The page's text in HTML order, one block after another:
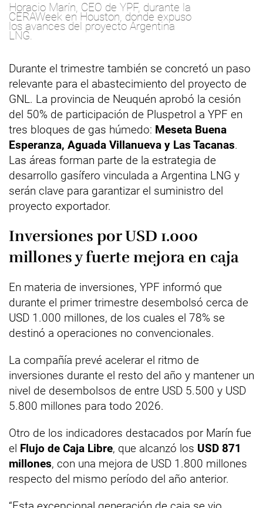
Horacio Marín, CEO de YPF, durante la
CERAWeek en Houston, donde expuso
los avances del proyecto Argentina
LNG.
Durante el trimestre también se concretó un paso
relevante para el abastecimiento del proyecto de
GNL. La provincia de Neuquén aprobó la cesión
del 50% de participación de Pluspetrol a YPF en
tres bloques de gas húmedo: Meseta Buena
Esperanza, Aguada Villanueva y Las Tacanas.
Las áreas forman parte de la estrategia de
desarrollo gasífero vinculada a Argentina LNG y
serán clave para garantizar el suministro del
proyecto exportador.
Inversiones por USD 1.000
millones y fuerte mejora en caja
En materia de inversiones, YPF informó que
durante el primer trimestre desembolsó cerca de
USD 1.000 millones, de los cuales el 78% se
destinó a operaciones no convencionales.
La compañía prevé acelerar el ritmo de
inversiones durante el resto del año y mantener un
nivel de desembolsos de entre USD 5.500 y USD
5.800 millones para todo 2026.
Otro de los indicadores destacados por Marín fue
el Flujo de Caja Libre, que alcanzó los USD 871
millones, con una mejora de USD 1.800 millones
respecto del mismo período del año anterior.